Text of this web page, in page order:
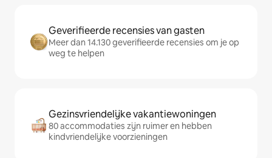
Geverifieerde recensies van gasten
Meer dan 14.130 geverifieerde recensies om je op
weg te helpen
Gezinsvriendelijke vakantiewoningen
80 accommodaties zijn ruimer en hebben
kindvriendelijke voorzieningen